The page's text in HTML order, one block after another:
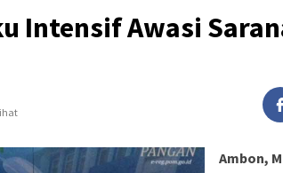
Intensif Awasi
Ambon,